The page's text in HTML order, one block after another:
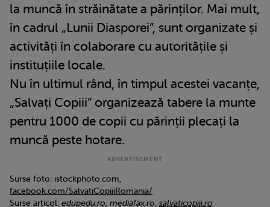
la muncă în străinătate a părinților. Mai mult,
în cadrul „Lunii Diasporei”, sunt organizate și
activități în colaborare cu autoritățile și
instituțiile locale.
Nu în ultimul rând, în timpul acestei vacanțe,
„Salvați Copiii” organizează tabere la munte
pentru 1000 de copii cu părinții plecați la
muncă peste hotare.
Surse foto: istockphoto.com,
facebook.com/SalvatiCopiiiRomania/
Surse articol: edupedu.ro, mediafax.ro, salvaticopiii.ro